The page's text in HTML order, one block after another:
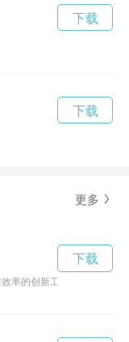
下载
下载
更多
率的创新工具，通过释放
下载